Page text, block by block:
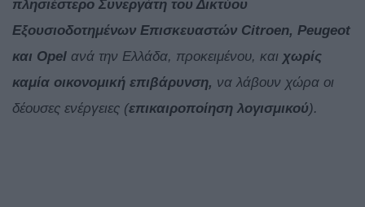
πλησιέστερο Συνεργάτη του Δικτύου
Εξουσιοδοτημένων Επισκευαστών Citroen, Peugeot
και Opel ανά την Ελλάδα, προκειμένου, και χωρίς
καμία οικονομική επιβάρυνση, να λάβουν χώρα οι
δέουσες ενέργειες (επικαιροποίηση λογισμικού).